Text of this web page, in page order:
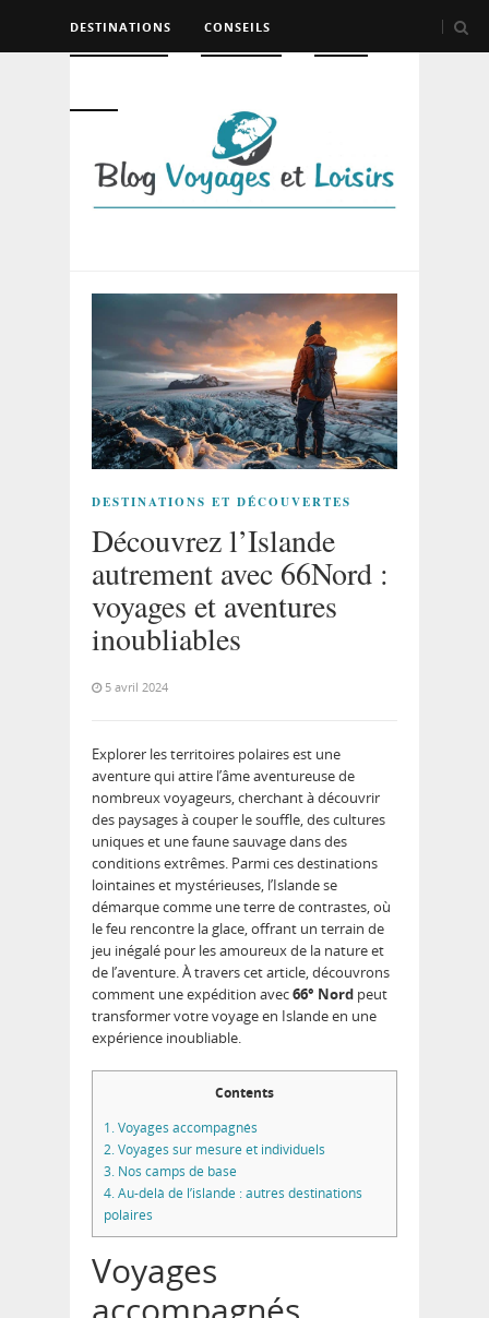
DESTINATIONS CONSEILS
DESTINATIONS ET DÉCOUVERTES
Découvrez l’Islande
autrement avec 66Nord :
voyages et aventures
inoubliables
5 avril 2024
Explorer les territoires polaires est une
aventure qui attire l’âme aventureuse de
nombreux voyageurs, cherchant à découvrir
des paysages à couper le souffle, des cultures
uniques et une faune sauvage dans des
conditions extrêmes. Parmi ces destinations
lointaines et mystérieuses, l’Islande se
démarque comme une terre de contrastes, où
le feu rencontre la glace, offrant un terrain de
jeu inégalé pour les amoureux de la nature et
de l’aventure. À travers cet article, découvrons
comment une expédition avec66° Nord peut
transformer votre voyage en Islande en une
expérience inoubliable.
Contents
1.Voyages accompagnés
2.Voyages sur mesure et individuels
3. Nos camps de base
4.Au-delà de l’islande : autres destinations
polaires
Voyages